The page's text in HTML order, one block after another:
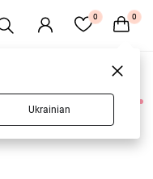
0 0
1 товарів
Ukrainian